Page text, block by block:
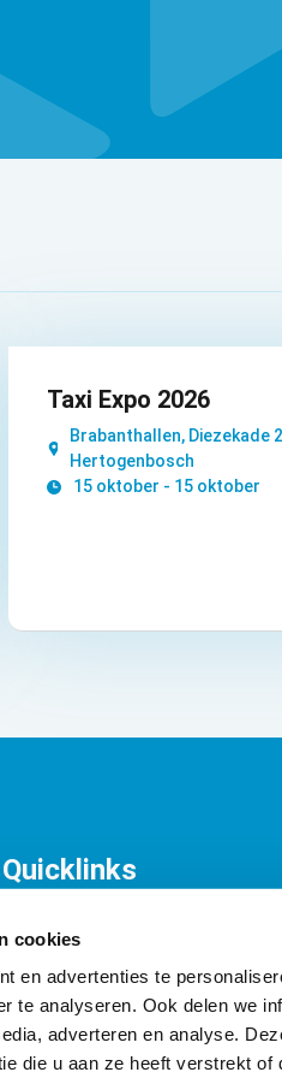
cookies
en advertenties te
te analyseren. Ook delen we
adverteren en analyse.
die u aan ze heeft verstrekt
Taxi Expo 2026
Brabanthallen, Diezekade
Hertogenbosch
15 oktober - 15 oktober
Quicklinks
Contact